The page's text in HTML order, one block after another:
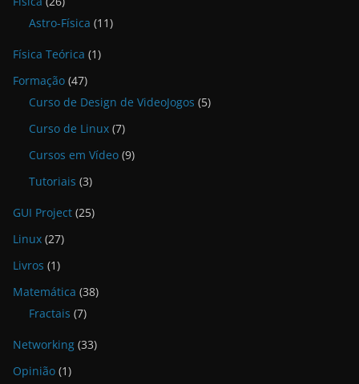
Astro-Física (11)
Física Teórica (1)
Formação (47)
Curso de Design de VideoJogos (5)
Curso de Linux (7)
Cursos em Vídeo (9)
Tutoriais (3)
GUI Project (25)
Linux (27)
Livros (1)
Matemática (38)
Fractais (7)
Networking (33)
Opinião (1)